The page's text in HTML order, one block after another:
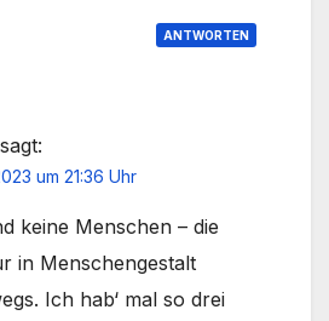
ANTWORTEN
sagt:
um 21:36 Uhr
keine Menschen – die
in Menschengestalt
Ich hab‘ mal so drei